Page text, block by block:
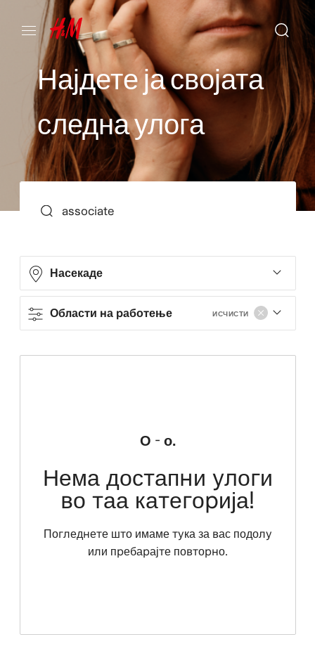
Најдетејасвојата
следнаулога
Насекаде
Области на работење ИСЧИСТИ
О - о.
Нема достапни улоги
во таа категорија!
Погледнете што имаме тука за вас подолу
или пребарајте повторно.